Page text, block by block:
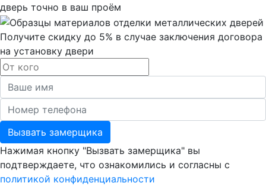
дверь точно в ваш проём
Получите скидку до 5% в случае заключения договора
на установку двери
Вызвать замерщика
Нажимая кнопку "Вызвать замерщика" вы
подтверждаете, что ознакомились и согласны с
политикой конфиденциальности